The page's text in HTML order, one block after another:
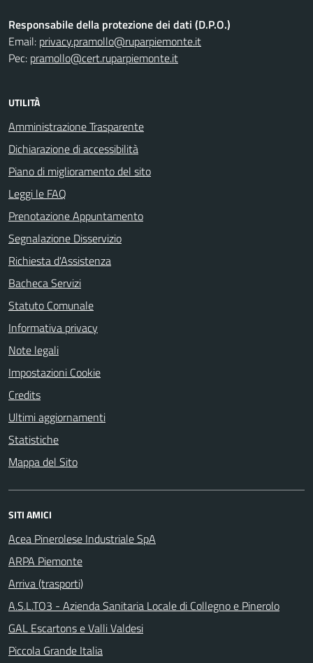
Responsabile della protezione dei dati (D.P.O.)
Email: privacy.pramollo@ruparpiemonte.it
Pec: pramollo@cert.ruparpiemonte.it
UTILITÀ
Amministrazione Trasparente
Dichiarazione di accessibilità
Piano di miglioramento del sito
Leggi le FAQ
Prenotazione Appuntamento
Segnalazione Disservizio
Richiesta d'Assistenza
Bacheca Servizi
Statuto Comunale
Informativa privacy
Note legali
Impostazioni Cookie
Credits
Ultimi aggiornamenti
Statistiche
Mappa del Sito
SITI AMICI
Acea Pinerolese Industriale SpA
ARPA Piemonte
Arriva (trasporti)
A.S.L.TO3 - Azienda Sanitaria Locale di Collegno e Pinerolo
GAL Escartons e Valli Valdesi
Piccola Grande Italia